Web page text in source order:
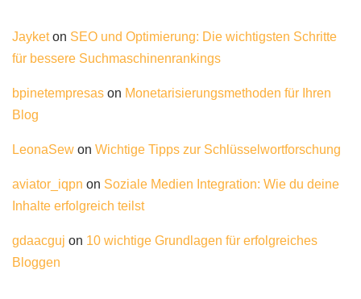
Jayketon SEO und Optimierung: Die wichtigsten Schritte
für bessere Suchmaschinenrankings
bpinetempresas on Monetarisierungsmethoden für Ihren
Blog
LeonaSew on Wichtige Tipps zur Schlüsselwortforschung
aviator_iqpn on Soziale Medien Integration: Wie du deine
Inhalte erfolgreich teilst
gdaacguj on 10 wichtige Grundlagen für erfolgreiches
Bloggen